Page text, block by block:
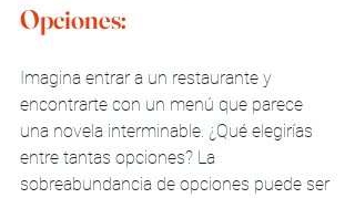
Opciones:
Imagina entrar a un restaurante y
encontrarte con un menú que parece
una novela interminable. ¿Qué elegirías
entre tantas opciones? La
sobreabundancia de opciones puede ser